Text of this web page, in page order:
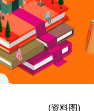
(资料图)